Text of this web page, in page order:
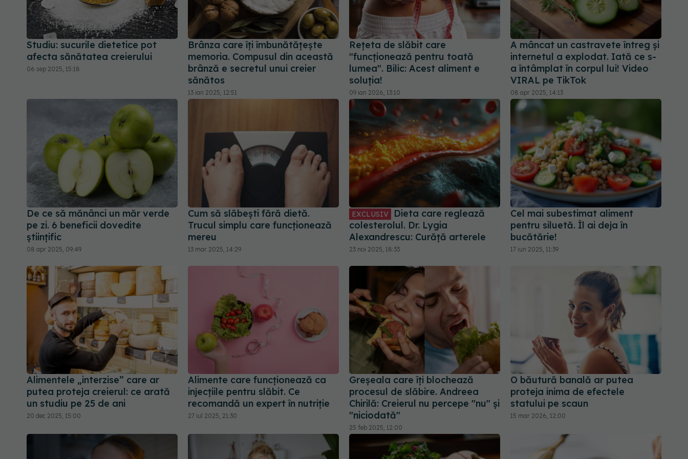
Studiu: sucurile dietetice pot
afecta sănătatea creierului
06 sep 2025, 15:18
Brânza care îți îmbunătățește
memoria. Compusul din această
brânză e secretul unui creier
sănătos
13 ian 2025, 12:51
Rețeta de slăbit care
"funcționează pentru toată
lumea". Bilic: Acest aliment e
soluția!
09 ian 2026, 13:10
A mâncat un castravete întreg și
internetul a explodat. Iată ce s-
a întâmplat în corpul lui! Video
VIRAL pe TikTok
08 apr 2025, 14:13
De ce să mănânci un măr verde
pe zi. 6 beneficii dovedite
științific
08 apr 2025, 09:49
Cum să slăbești fără dietă.
Trucul simplu care funcționează
mereu
13 mar 2025, 14:29
EXCLUSIV
Dieta care reglează
colesterolul. Dr. Lygia
Alexandrescu: Curăță arterele
23 noi 2025, 18:33
Cel mai subestimat aliment
pentru siluetă. Îl ai deja în
bucătărie!
17 iun 2025, 11:39
Alimentele „interzise” care ar
putea proteja creierul: ce arată
un studiu pe 25 de ani
20 dec 2025, 15:00
Alimente care funcționează ca
injecțiile pentru slăbit. Ce
recomandă un expert în nutriție
27 iul 2025, 21:30
Greșeala care îți blochează
procesul de slăbire. Andreea
Chirilă: Creierul nu percepe "nu" și
"niciodată"
25 feb 2025, 12:00
O băutură banală ar putea
proteja inima de efectele
statului pe scaun
15 mar 2026, 12:00